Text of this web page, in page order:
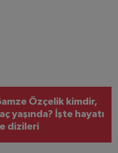
Özçelik kimdir,
yaşında? İşte hayatı
dizileri